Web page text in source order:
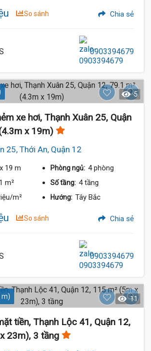
So sánh Chia sẻ
0903394679
5
xe hơi, Thạnh Xuân 25, Quận
x 19m)
25, Thới An, Quận 12
x 19 m Phòng ngủ: 4 phòng
m² Số tầng: 4 tầng
m² Hướng: Tây Bắc
So sánh Chia sẻ
0903394679
m) 11
tiền, Thạnh Lộc 41, Quận 12,
23m), 3 tầng